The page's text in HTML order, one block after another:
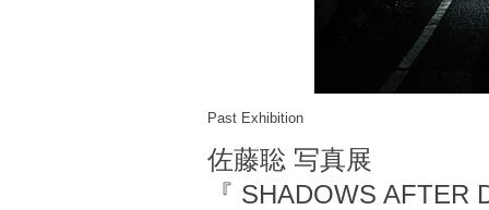
Past Exhibition
佐藤聡 写真展
『 SHADOWS AFTER